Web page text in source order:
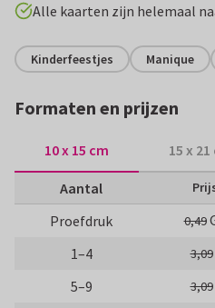
Alle kaarten zijn helemaal
Kinderfeestjes Manique
Formaten en prijzen
10 x 15 cm 15 x 21
Aantal
Proefdruk 0,49
1–4
3,09
5–9
3,09